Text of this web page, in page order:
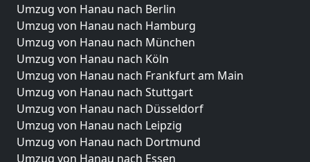
Umzug von Hanau nach Berlin
Umzug von Hanau nach Hamburg
Umzug von Hanau nach München
Umzug von Hanau nach Köln
Umzug von Hanau nach Frankfurt am Main
Umzug von Hanau nach Stuttgart
Umzug von Hanau nach Düsseldorf
Umzug von Hanau nach Leipzig
Umzug von Hanau nach Dortmund
Umzug von Hanau nach Essen